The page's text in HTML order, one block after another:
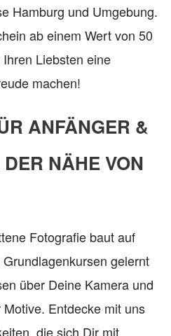
Hamburg und Umgebung.
ab einem Wert von 50
Liebsten eine
machen!
ANFÄNGER &
NÄHE VON
Fotografie baut auf
gelernt
über Deine Kamera und
Entdecke mit uns
die sich Dir mit